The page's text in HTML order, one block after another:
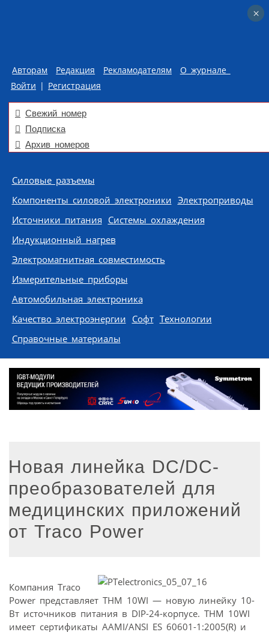
Авторам Редакция Рекламодателям
О журнале
Войти | Регистрация
Свежий номер
Подписка
Архив номеров
Skip to content
Силовые разъемы
Компоненты силовой электроники Электроприводы
Источники питания Системы охлаждения
Индукционный нагрев
Электромагнитная совместимость
Измерительные приборы
Автомобильная электроника
Качество электроэнергии Софт Технологии
Справочные материалы
Новая линейка DC/DC-
преобразователей для
медицинских приложений
от Traco Power
Компания Traco
Power представляет THM 10WI — новую линейку 10-
Вт источников питания в DIP-24-корпусе. THM 10WI
имеет сертификаты AAMI/ANSI ES 60601-1:2005(R) и
×
×